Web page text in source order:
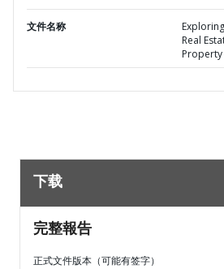
文件名称
Real
下载
完整報告
正式文件版本（可能有签字）